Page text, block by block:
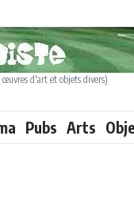
œuvres d'art et objets divers)
Pubs Arts